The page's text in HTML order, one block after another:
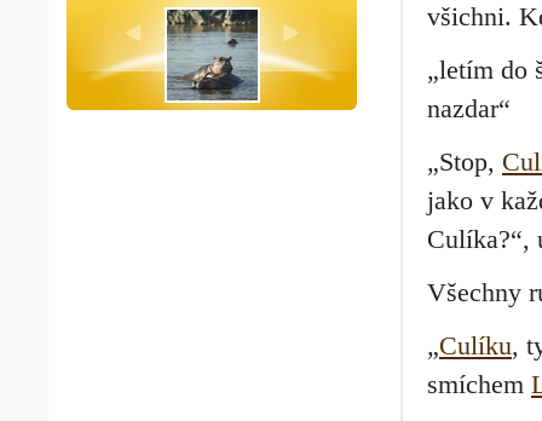
všichni.
„letím do
nazdar“
„Stop,
jako v
Všechny
„Culíku,
smíchem